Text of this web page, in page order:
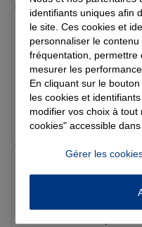
Le 30/05/2026 - Agence
Merci à Karim pour
accompagnement de
mes attentes, et
recommande !
Kadri A.
Prendre un
Note de 5 sur 5
Le 27/05/2026 - Agence
identifiants uniques afin
le site. Ces cookies et
personnaliser le
fréquentation, permettre
mesurer les
En cliquant sur le
les cookies et
modifier vos choix à
cookies" accessible
Gérer les